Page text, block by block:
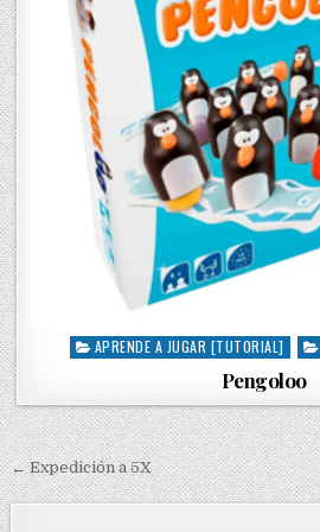
P
t
e
d
i
APRENDE A JUGAR [TUTORIAL]
Pengoloo
N
← Expedición a 5X